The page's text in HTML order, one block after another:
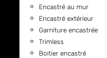
Encastré au mur
Encastré extérieur
Garniture encastrée
Trimless
Boitier encastré